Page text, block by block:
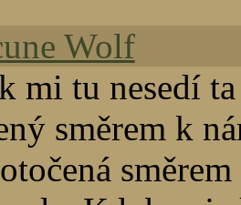
Wolf
mi tu nesedí
směrem k